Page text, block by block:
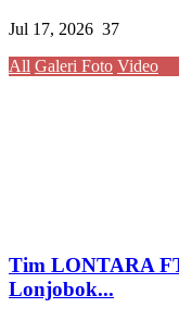
Jul 17, 2026 37
All Galeri Foto Video
Tim LONTARA
Lonjobok...